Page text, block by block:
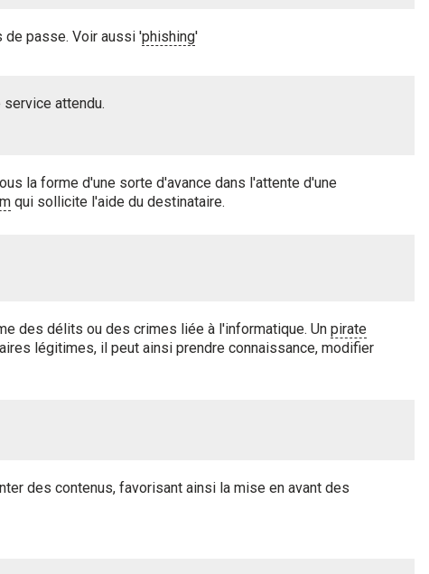
de passe. Voir aussi 'phishing'
attendu.
la forme d'une sorte d'avance dans l'attente d'une
qui sollicite l'aide du destinataire.
des délits ou des crimes liée à l'informatique. Un pirate
légitimes, il peut ainsi prendre connaissance, modifier
des contenus, favorisant ainsi la mise en avant des